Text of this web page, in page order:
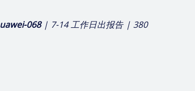
068| 7-14 工作日出报告 | 380